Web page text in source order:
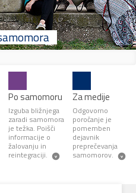
Po samomoru
Izguba bližnjega
zaradi samomora
je težka. Poišči
informacije o
žalovanju in
reintegraciji.
Za medije
Odgovorno
poročanje je
pomemben
dejavnik
preprečevanja
samomorov.